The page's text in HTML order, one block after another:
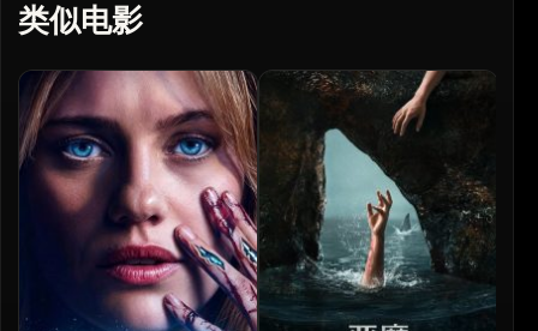
类似电影